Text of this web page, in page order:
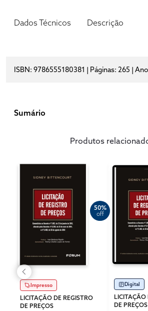
Dados Técnicos Descrição
ISBN: 9786555180381 | Páginas: 265 |
Sumário
Produtos
50%
off
Impresso
LICITAÇÃO DE REGISTRO
DE PREÇOS
Digital
LICITAÇÃO
DE PREÇOS